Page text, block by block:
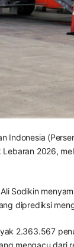
Indonesia
2026,
Sodikin
diprediksi
2.363.567